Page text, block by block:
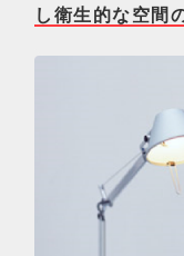
し衛生的な空間